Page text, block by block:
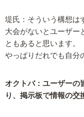
堤氏：そういう構想は
大会がないとユーザー
ともあると思います。
やっぱりだれでも自分
オクトバ：ユーザーの
り、掲示板で情報の交